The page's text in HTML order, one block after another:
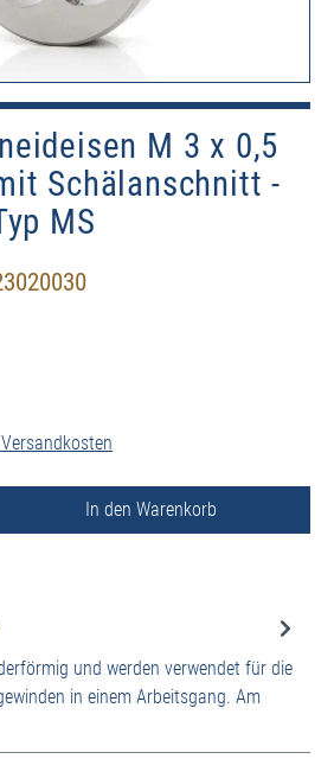
M 3 x 0,5
Schälanschnitt -
MS
den gewünschten Wert ein
In den Warenkorb
und werden verwendet für die
in einem Arbeitsgang. Am